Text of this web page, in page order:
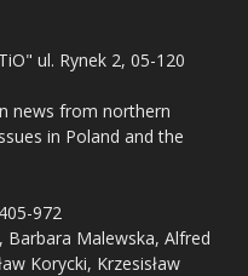
ul. Rynek 2, 05-120
news from northern
in Poland and the
972
Barbara Malewska, Alfred
Korycki, Krzesisław